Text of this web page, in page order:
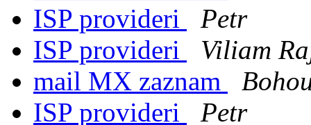
ISP provideri
Petr
ISP provideri
Viliam
mail MX zaznam
ISP provideri
Petr